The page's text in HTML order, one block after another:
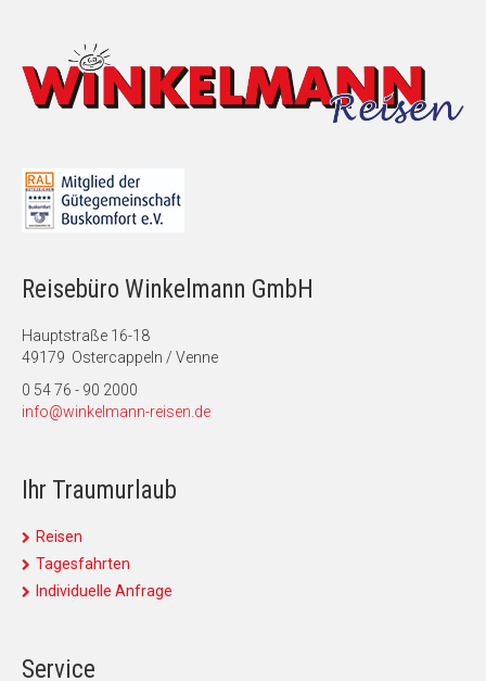
Reisebüro Winkelmann GmbH
Hauptstraße 16-18
49179 Ostercappeln / Venne
0 54 76 - 90 2000
info@winkelmann-reisen.de
Ihr Traumurlaub
Reisen
Tagesfahrten
Individuelle Anfrage
Service